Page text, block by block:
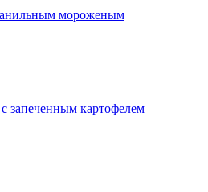
мороженым
запеченным картофелем